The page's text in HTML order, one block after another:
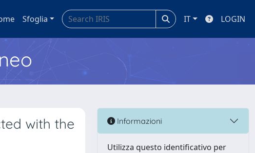
Sfoglia IT LOGIN
with the
Informazioni
Utilizza questo identificativo per